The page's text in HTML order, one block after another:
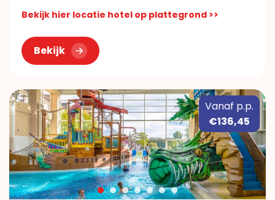
Bekijk hier locatie hotel op plattegrond >>
Bekijk
Vanaf p.p.
€136,45